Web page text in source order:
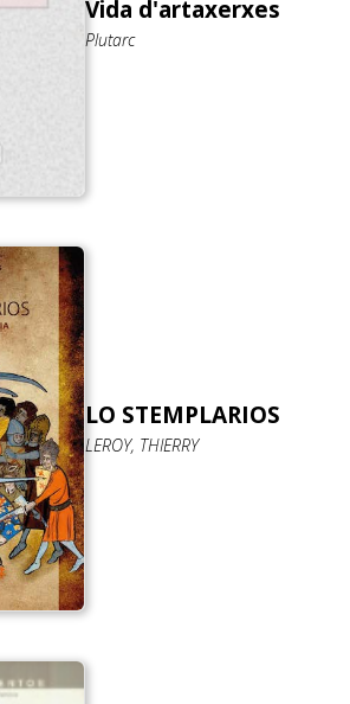
Vida d'artaxerxes
Plutarc
LO STEMPLARIOS
LEROY, THIERRY